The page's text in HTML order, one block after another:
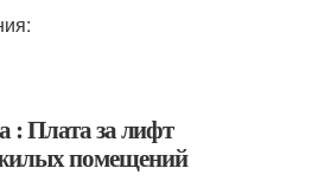
: Плата за лифт
помещений